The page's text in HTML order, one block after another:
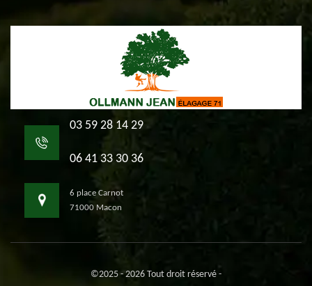
03 59 28 14 29
06 41 33 30 36
6 place Carnot
71000 Macon
©2025 - 2026 Tout droit réservé -